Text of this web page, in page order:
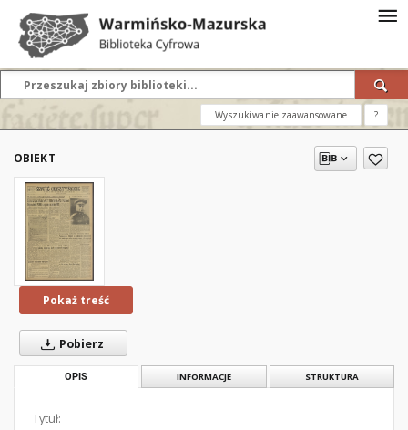
Wyszukiwanie zaawansowane ?
OBIEKT
Pokaż treść
Pobierz
OPIS INFORMACJE STRUKTURA
Tytuł: